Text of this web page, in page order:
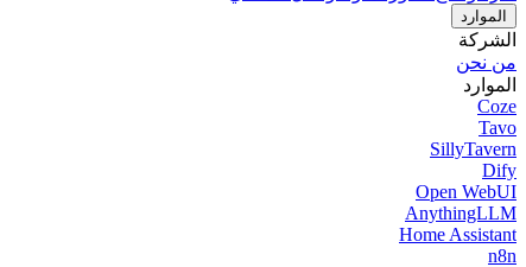
الموارد
الشركة
من نحن
الموارد
Coze
Tavo
SillyTavern
Dify
Open WebUI
AnythingLLM
Home Assistant
n8n